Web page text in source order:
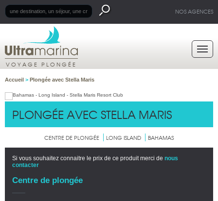
NOS AGENCES
VOYAGE PLONGÉE
Accueil > Plongée avec Stella Maris
PLONGÉE AVEC STELLA MARIS
CENTRE DE PLONGÉE LONG ISLAND BAHAMAS
Si vous souhaitez connaitre le prix de ce produit merci de nous
contacter
Centre de plongée